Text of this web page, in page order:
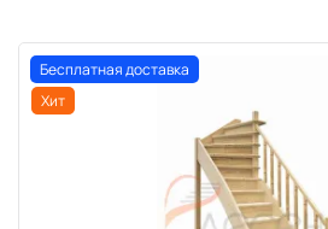
Бесплатная доставка
Хит